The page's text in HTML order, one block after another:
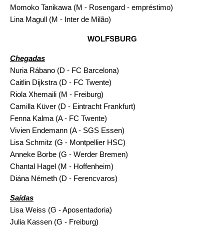
Momoko Tanikawa (M - Rosengard - empréstimo)
Lina Magull (M - Inter de Milão)
WOLFSBURG
Chegadas
Nuria Rábano (D - FC Barcelona)
Caitlin Dijkstra (D - FC Twente)
Riola Xhemaili (M - Freiburg)
Camilla Küver (D - Eintracht Frankfurt)
Fenna Kalma (A - FC Twente)
Vivien Endemann (A - SGS Essen)
Lisa Schmitz (G - Montpellier HSC)
Anneke Borbe (G - Werder Bremen)
Chantal Hagel (M - Hoffenheim)
Diána Németh (D - Ferencvaros)
Saídas
Lisa Weiss (G - Aposentadoria)
Julia Kassen (G - Freiburg)